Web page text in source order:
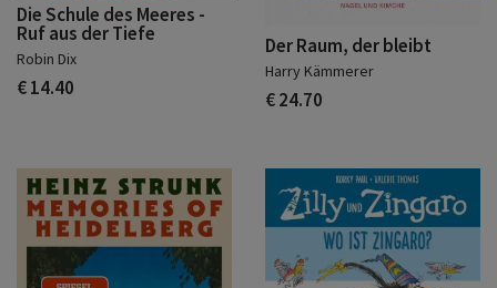
Die Schule des Meeres -
Ruf aus der Tiefe
Robin Dix
€ 14.40
Der Raum, der bleibt
Harry Kämmerer
€ 24.70